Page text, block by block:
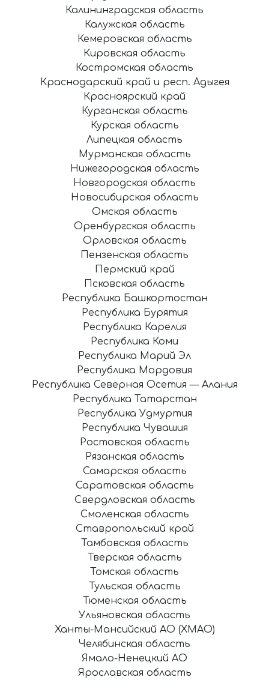
Калининградская область
Калужская область
Кемеровская область
Кировская область
Костромская область
Краснодарский край и респ. Адыгея
Красноярский край
Курганская область
Курская область
Липецкая область
Мурманская область
Нижегородская область
Новгородская область
Новосибирская область
Омская область
Оренбургская область
Орловская область
Пензенская область
Пермский край
Псковская область
Республика Башкортостан
Республика Бурятия
Республика Карелия
Республика Коми
Республика Марий Эл
Республика Мордовия
Республика Северная Осетия — Алания
Республика Татарстан
Республика Удмуртия
Республика Чувашия
Ростовская область
Рязанская область
Самарская область
Саратовская область
Свердловская область
Смоленская область
Ставропольский край
Тамбовская область
Тверская область
Томская область
Тульская область
Тюменская область
Ульяновская область
Ханты-Мансийский АО (ХМАО)
Челябинская область
Ямало-Ненецкий АО
Ярославская область